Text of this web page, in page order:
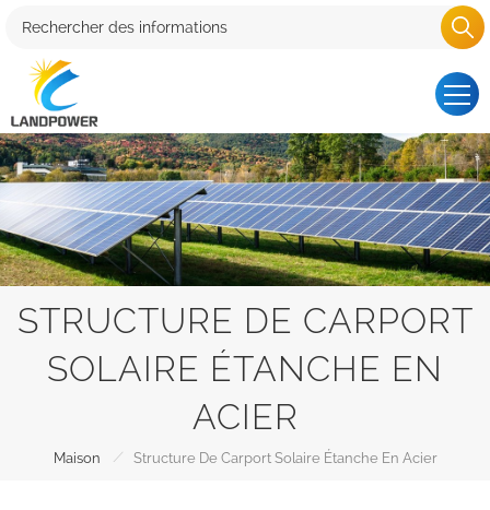
STRUCTURE DE CARPORT
SOLAIRE ÉTANCHE EN
ACIER
Maison / Structure De Carport Solaire Étanche En Acier